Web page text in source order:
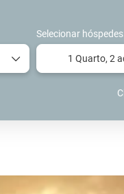
Selecionar
1 Quarto,2